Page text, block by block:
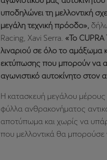
υποδηλώνει τη μελλοντική
μεγάλη τεχνική πρόοδο»,
Racing, Xavi Serra. «Το
λιναριού σε όλο το αμάξωμα
εκτύπωσης που μπορούν να
αγωνιστικό αυτοκίνητο στον
Η κατασκευή μεγάλου μέρους
φύλλα ανθρακονήματος
αποτύπωμα και χωρίς να
που μελλοντικά θα